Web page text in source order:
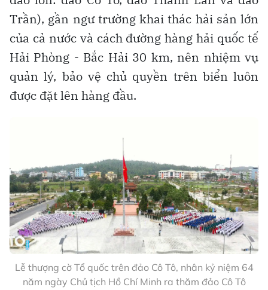
duy trì trạm ra đa 480 thuộc Trung đoàn
151, Vùng 1 Hải quân. Đây là đơn vị theo
dõi, phát hiện quản lý các mục tiêu trên
vùng biển Bắc bộ, bằng khí tài hiện đại…
Cán bộ, chiến sĩ trạm ra đa 480 (Trung đoàn 151, Vùng
1 Hải quân) bên cột cờ đảo Trần